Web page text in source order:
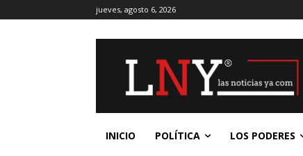
jueves, agosto 6, 2026
INICIO POLÍTICA LOS PODERES